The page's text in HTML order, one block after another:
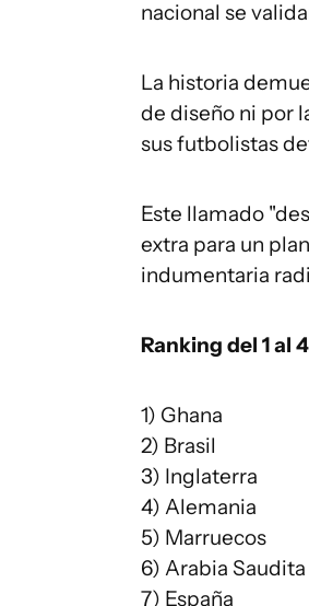
nacional se
La historia
de diseño ni por
sus futbolistas
Este llamado
extra para un
indumentaria
Ranking del 1 al
1) Ghana
2) Brasil
3) Inglaterra
4) Alemania
5) Marruecos
6) Arabia Saudita
7) España